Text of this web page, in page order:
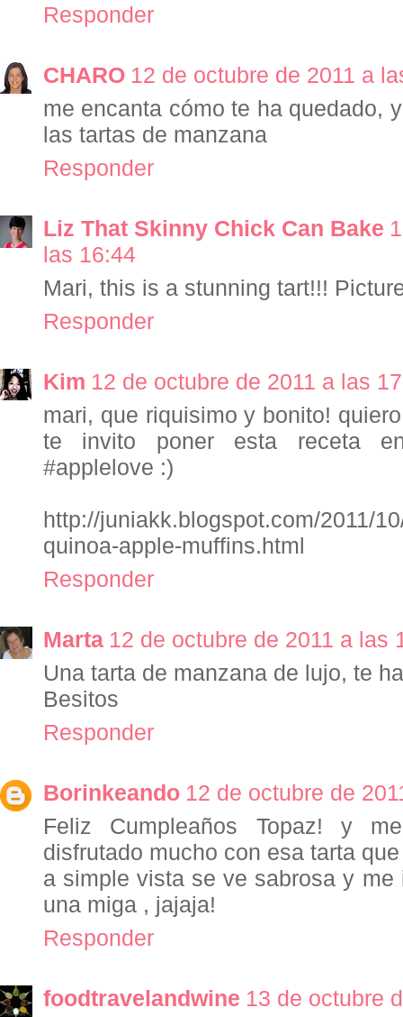
Responder
CHARO 12 de octubre de 2011 a
me encanta cómo te ha quedado,
las tartas de manzana
Responder
Liz That Skinny Chick Can Bake
las 16:44
Mari, this is a stunning tart!!!
Responder
Kim 12 de octubre de 2011 a las
mari, que riquisimo y bonito!
te invito poner esta receta
#applelove :)
http://juniakk.blogspot.com/2011/
quinoa-apple-muffins.html
Responder
Marta 12 de octubre de 2011 a las
Una tarta de manzana de lujo, te
Besitos
Responder
Borinkeando 12 de octubre de
Feliz Cumpleaños Topaz! y
disfrutado mucho con esa tarta
a simple vista se ve sabrosa y
una miga , jajaja!
Responder
foodtravelandwine 13 de octubre